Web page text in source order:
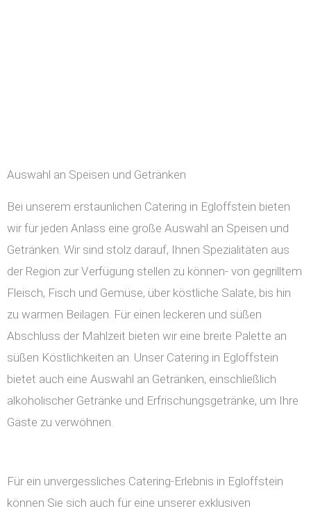
Auswahl an Speisen und Getränken
Bei unserem erstaunlichen Catering in Egloffstein bieten
wir für jeden Anlass eine große Auswahl an Speisen und
Getränken. Wir sind stolz darauf, Ihnen Spezialitäten aus
der Region zur Verfügung stellen zu können- von gegrilltem
Fleisch, Fisch und Gemüse, über köstliche Salate, bis hin
zu warmen Beilagen. Für einen leckeren und süßen
Abschluss der Mahlzeit bieten wir eine breite Palette an
süßen Köstlichkeiten an. Unser Catering in Egloffstein
bietet auch eine Auswahl an Getränken, einschließlich
alkoholischer Getränke und Erfrischungsgetränke, um Ihre
Gäste zu verwöhnen.
Für ein unvergessliches Catering-Erlebnis in Egloffstein
können Sie sich auch für eine unserer exklusiven